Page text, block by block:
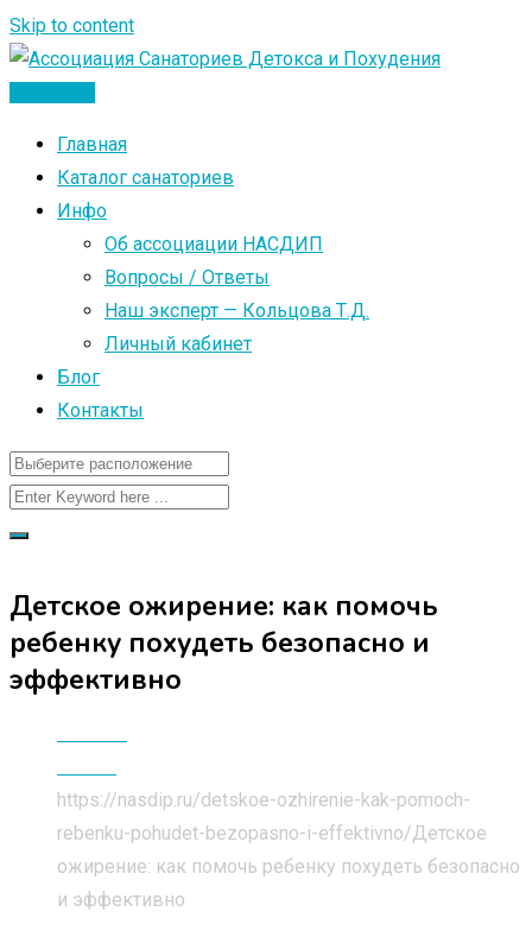
Skip to content
Главная
Каталог санаториев
Инфо
Об ассоциации НАСДИП
Вопросы / Ответы
Наш эксперт — Кольцова Т.Д.
Личный кабинет
Блог
Контакты
Детское ожирение: как помочь
ребенку похудеть безопасно и
эффективно
https://nasdip.ru/detskoe-ozhirenie-kak-pomoch-
rebenku-pohudet-bezopasno-i-effektivno/Детское
ожирение: как помочь ребенку похудеть безопасно
и эффективно